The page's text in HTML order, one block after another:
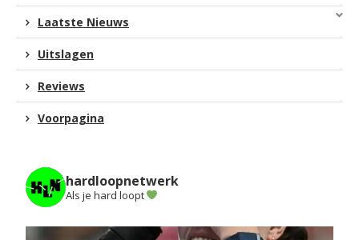
Laatste Nieuws
Uitslagen
Reviews
Voorpagina
hardloopnetwerk
Als je hard loopt